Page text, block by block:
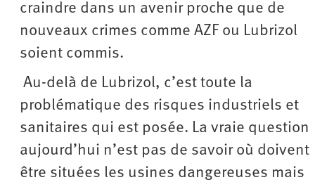
craindre dans un avenir proche que de
nouveaux crimes comme AZF ou Lubrizol
soient commis.
Au-delà de Lubrizol, c’est toute la
problématique des risques industriels et
sanitaires qui est posée. La vraie question
aujourd’hui n’est pas de savoir où doivent
être situées les usines dangereuses mais